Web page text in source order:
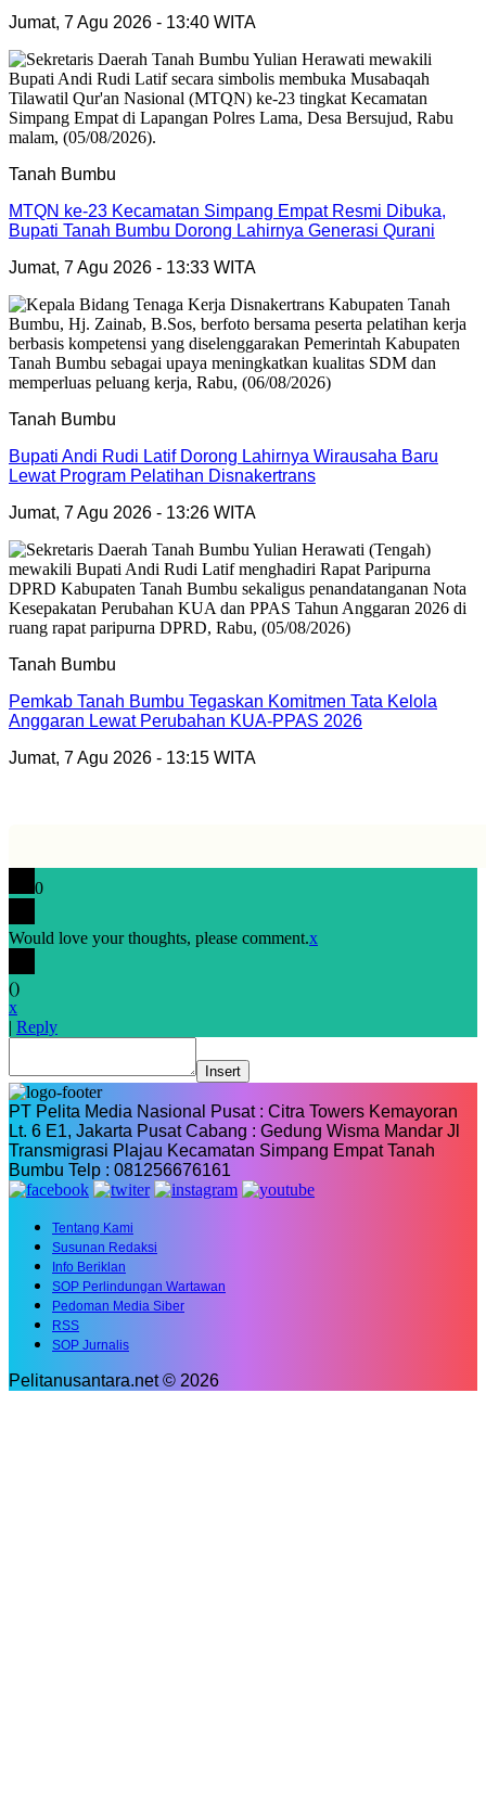
Jumat, 7 Agu 2026 - 13:40 WITA
Tanah Bumbu
MTQN ke-23 Kecamatan Simpang Empat Resmi Dibuka,
Bupati Tanah Bumbu Dorong Lahirnya Generasi Qurani
Jumat, 7 Agu 2026 - 13:33 WITA
Tanah Bumbu
Bupati Andi Rudi Latif Dorong Lahirnya Wirausaha Baru
Lewat Program Pelatihan Disnakertrans
Jumat, 7 Agu 2026 - 13:26 WITA
Tanah Bumbu
Pemkab Tanah Bumbu Tegaskan Komitmen Tata Kelola
Anggaran Lewat Perubahan KUA-PPAS 2026
Jumat, 7 Agu 2026 - 13:15 WITA
0
Would love your thoughts, please comment.x
()
x
| Reply
Insert
PT Pelita Media Nasional Pusat : Citra Towers Kemayoran
Lt. 6 E1, Jakarta Pusat Cabang : Gedung Wisma Mandar Jl
Transmigrasi Plajau Kecamatan Simpang Empat Tanah
Bumbu Telp : 081256676161
Tentang Kami
Susunan Redaksi
Info Beriklan
SOP Perlindungan Wartawan
Pedoman Media Siber
RSS
SOP Jurnalis
Pelitanusantara.net © 2026